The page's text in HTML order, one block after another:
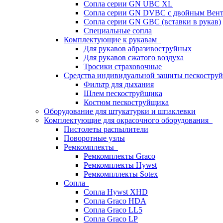
Сопла серии GN UBC XL
Сопла серии GN DVBC с двойным
Сопла серии GN GBC (вставки в рукав)
Специальные сопла
Комплектующие к рукавам
Для рукавов абразивоструйных
Для рукавов сжатого воздуха
Тросики страховочные
Средства индивидуальной защиты
Фильтр для дыхания
Шлем пескоструйщика
Костюм пескоструйщика
Оборудование для штукатурки и шпаклевки
Комплектующие для окрасочного оборудования
Пистолеты распылители
Поворотные узлы
Ремкомплекты
Ремкомплекты Graco
Ремкомплекты Hywst
Ремкомпллекты Sotex
Сопла
Сопла Hywst XHD
Сопла Graco HDA
Сопла Graco LL5
Сопла Graco LP